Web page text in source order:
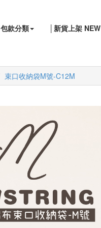
│包款分類 │新貨上架 NEW
束口收納袋M號-C12M